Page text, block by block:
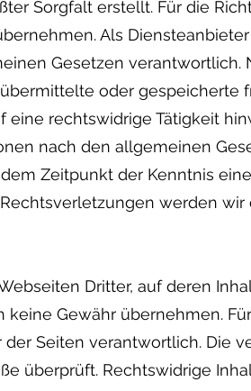
Sorgfalt erstellt. Für die
Als
Gesetzen verantwortlich.
oder gespeicherte
rechtswidrige Tätigkeit
nach den allgemeinen
Zeitpunkt der Kenntnis
werden
Dritter, auf deren
Gewähr übernehmen.
Seiten verantwortlich. Die
überprüft. Rechtswidrige